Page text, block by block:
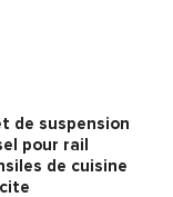
de suspension
pour rail
de cuisine